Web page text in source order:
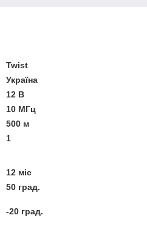
Twist
Україна
12 В
10 МГц
500 м
1
12 міс
50 град.
-20 град.